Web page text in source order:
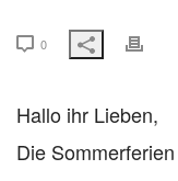
0
Hallo ihr Lieben,
Die